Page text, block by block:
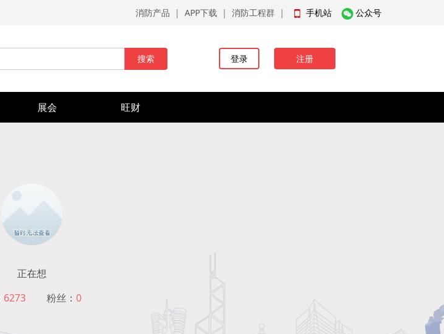
消防产品 | APP下载 | 消防工程群 | 手机站 公众号
搜索 登录 注册
展会 旺财
正在想
6273 粉丝： 0